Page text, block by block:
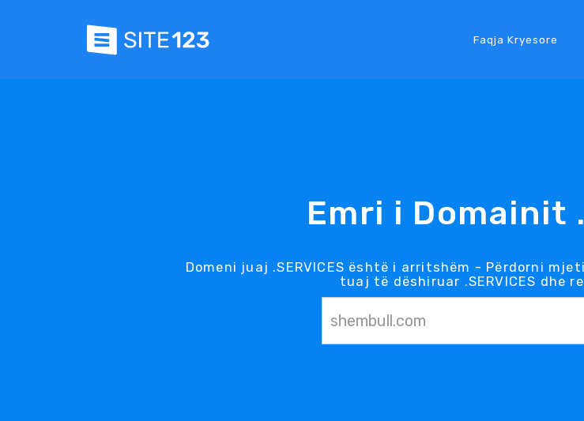
Faqja Kryesore
Emri i Domainit
Domeni juaj .SERVICES është i arritshëm - Përdorni
tuaj të dëshiruar .SERVICES dhe